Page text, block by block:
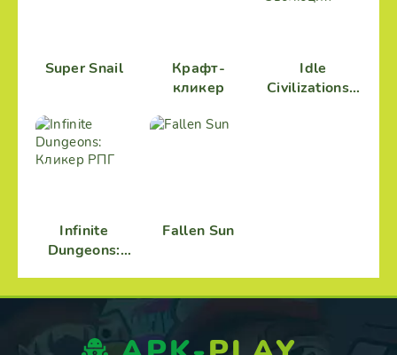
Super Snail
Крафт-
кликер
Idle
Civilizations -
Infinite
Dungeons:
Fallen Sun